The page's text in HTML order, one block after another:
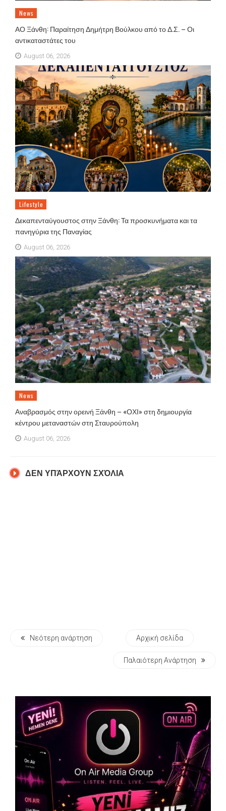
News
ΑΟ Ξάνθη: Παραίτηση Δημήτρη Βούλκου από το Δ.Σ. – Οι
αντικαταστάτες του
August 06, 2026
Lifestyle
Δεκαπενταύγουστος στην Ξάνθη: Τα προσκυνήματα και τα
πανηγύρια της Παναγίας
August 06, 2026
News
Αναβρασμός στην ορεινή Ξάνθη – «ΟΧΙ» στη δημιουργία
κέντρου μεταναστών στη Σταυρούπολη
August 06, 2026
ΔΕΝ ΥΠΆΡΧΟΥΝ ΣΧΌΛΙΑ
Νεότερη ανάρτηση Αρχική σελίδα
Παλαιότερη Ανάρτηση